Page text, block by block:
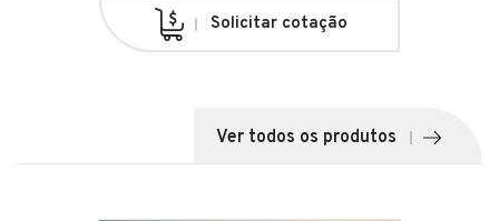
Solicitar cotação
Ver todos os produtos